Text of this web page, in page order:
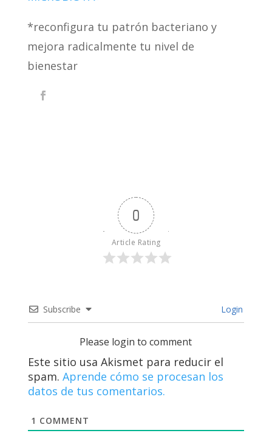
*reconfigura tu patrón bacteriano y
mejora radicalmente tu nivel de
bienestar
0
Article Rating
Subscribe Login
Please login to comment
Este sitio usa Akismet para reducir el
spam. Aprende cómo se procesan los
datos de tus comentarios.
1 COMMENT